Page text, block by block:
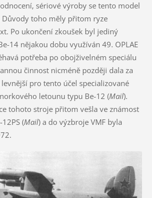
sériové výroby se tento model
Důvody toho měly přitom ryze
Po ukončení zkoušek byl jediný
14 nějakou dobu využíván 49. OPLAE
potřeba po obojživelném speciálu
činnost nicméně později dala za
pro tento účel specializované
letounu typu Be-12 (Mail).
tohoto stroje přitom vešla ve známost
(Mail) a do výzbroje VMF byla